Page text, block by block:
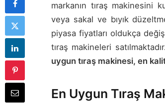
markanın tıraş makinesini
veya sakal ve bıyık
piyasa fiyatları oldukça
tıraş makineleri
uygun tıraş makinesi, en
En Uygun Tıraş